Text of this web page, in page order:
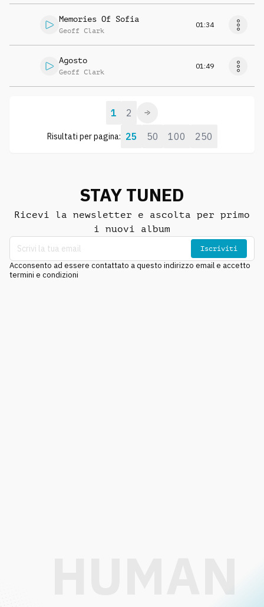
Memories Of Sofia
Geoff Clark
01:34
Agosto
Geoff Clark
01:49
Risultati per pagina: 25 50 100 250
1 2
STAY TUNED
Ricevi la newsletter e ascolta per primo
i nuovi album
Iscriviti
Acconsento ad essere contattato a questo indirizzo email e accetto
termini e condizioni